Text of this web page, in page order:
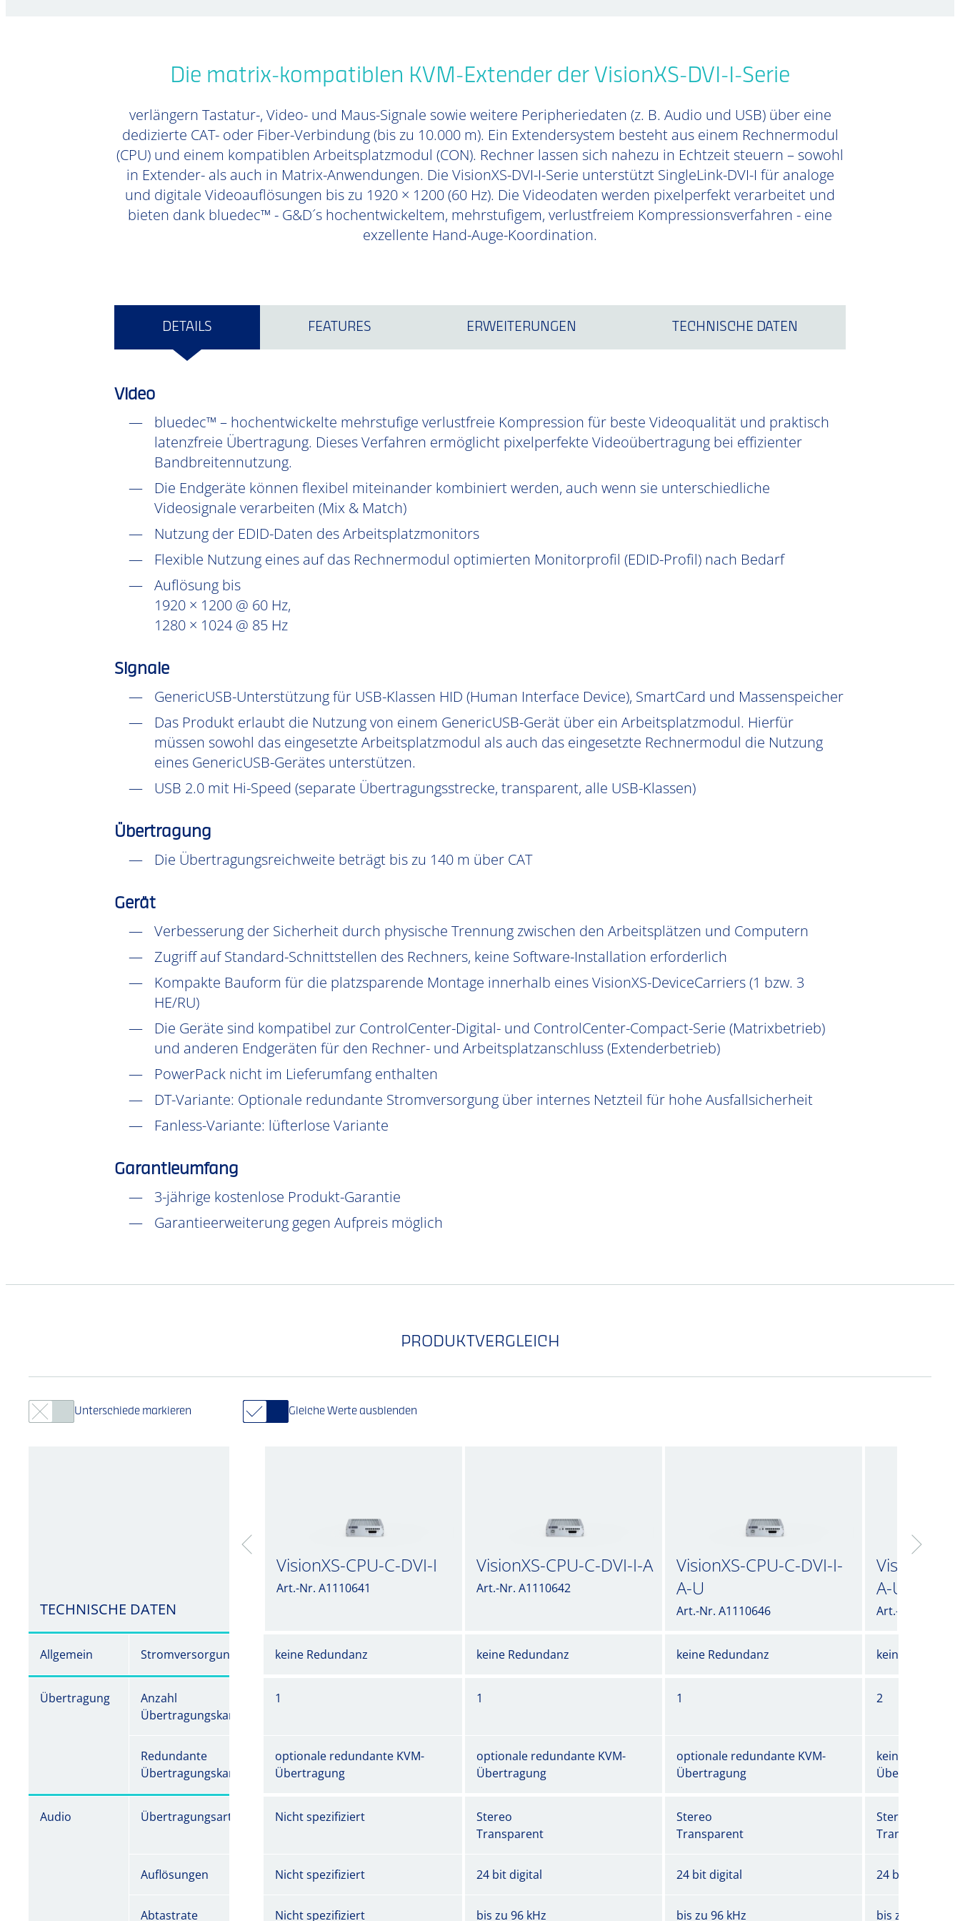
Die matrix-kompatiblen KVM-Extender der VisionXS-DVI-I-Serie
verlängern Tastatur-, Video- und Maus-Signale sowie weitere Peripheriedaten (z. B. Audio und USB) über eine
dedizierte CAT- oder Fiber-Verbindung (bis zu 10.000 m). Ein Extendersystem besteht aus einem Rechnermodul
(CPU) und einem kompatiblen Arbeitsplatzmodul (CON). Rechner lassen sich nahezu in Echtzeit steuern – sowohl
in Extender- als auch in Matrix-Anwendungen. Die VisionXS-DVI-I-Serie unterstützt SingleLink-DVI-I für analoge
und digitale Videoauflösungen bis zu 1920 × 1200 (60 Hz). Die Videodaten werden pixelperfekt verarbeitet und
bieten dank bluedec™ - G&D´s hochentwickeltem, mehrstufigem, verlustfreiem Kompressionsverfahren - eine
exzellente Hand-Auge-Koordination.
DETAILS FEATURES ERWEITERUNGEN TECHNISCHE DATEN
Video
bluedec™ – hochentwickelte mehrstufige verlustfreie Kompression für beste Videoqualität und praktisch
latenzfreie Übertragung. Dieses Verfahren ermöglicht pixelperfekte Videoübertragung bei effizienter
Bandbreitennutzung.
Die Endgeräte können flexibel miteinander kombiniert werden, auch wenn sie unterschiedliche
Videosignale verarbeiten (Mix & Match)
Nutzung der EDID-Daten des Arbeitsplatzmonitors
Flexible Nutzung eines auf das Rechnermodul optimierten Monitorprofil (EDID-Profil) nach Bedarf
Auflösung bis
1920 × 1200 @ 60 Hz,
1280 × 1024 @ 85 Hz
Signale
GenericUSB-Unterstützung für USB-Klassen HID (Human Interface Device), SmartCard und Massenspeicher
Das Produkt erlaubt die Nutzung von einem GenericUSB-Gerät über ein Arbeitsplatzmodul. Hierfür
müssen sowohl das eingesetzte Arbeitsplatzmodul als auch das eingesetzte Rechnermodul die Nutzung
eines GenericUSB-Gerätes unterstützen.
USB 2.0 mit Hi-Speed (separate Übertragungsstrecke, transparent, alle USB-Klassen)
Übertragung
Die Übertragungsreichweite beträgt bis zu 140 m über CAT
Gerät
Verbesserung der Sicherheit durch physische Trennung zwischen den Arbeitsplätzen und Computern
Zugriff auf Standard-Schnittstellen des Rechners, keine Software-Installation erforderlich
Kompakte Bauform für die platzsparende Montage innerhalb eines VisionXS-DeviceCarriers (1 bzw. 3
HE/RU)
Die Geräte sind kompatibel zur ControlCenter-Digital- und ControlCenter-Compact-Serie (Matrixbetrieb)
und anderen Endgeräten für den Rechner- und Arbeitsplatzanschluss (Extenderbetrieb)
PowerPack nicht im Lieferumfang enthalten
DT-Variante: Optionale redundante Stromversorgung über internes Netzteil für hohe Ausfallsicherheit
Fanless-Variante: lüfterlose Variante
Garantieumfang
3-jährige kostenlose Produkt-Garantie
Garantieerweiterung gegen Aufpreis möglich
PRODUKTVERGLEICH
Unterschiede markieren Gleiche Werte ausblenden
TECHNISCHE DATEN
VisionXS-CPU-C-DVI-I
Art.-Nr. A1110641
VisionXS-CPU-C-DVI-I-A
Art.-Nr. A1110642
VisionXS-CPU-C-DVI-I-
A-U
Art.-Nr. A1110646
VisionXS-
A-U2
Art.-Nr.
Allgemein Stromversorgung keine Redundanz keine Redundanz keine Redundanz keine
Übertragung
Anzahl
Übertragungskanäle
1 1 1 2
Redundante
Übertragungskanäle
optionale redundante KVM-
Übertragung
optionale redundante KVM-
Übertragung
optionale redundante KVM-
Übertragung
keine
Übertragung
Audio Übertragungsart Nicht spezifiziert
Stereo
Transparent
Stereo
Transparent
Stereo
Transparent
Auflösungen Nicht spezifiziert 24 bit digital 24 bit digital 24 bit digital
Abtastrate Nicht spezifiziert bis zu 96 kHz bis zu 96 kHz bis zu 96 kHz